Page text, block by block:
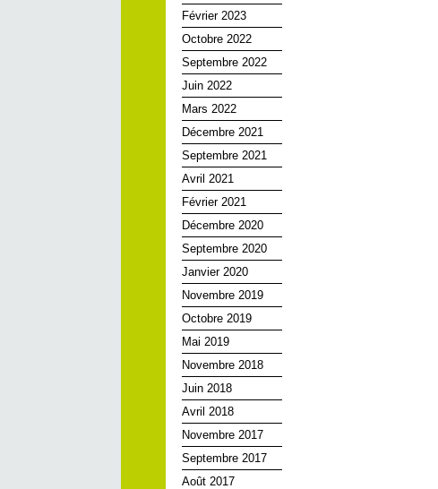
Février 2023
Octobre 2022
Septembre 2022
Juin 2022
Mars 2022
Décembre 2021
Septembre 2021
Avril 2021
Février 2021
Décembre 2020
Septembre 2020
Janvier 2020
Novembre 2019
Octobre 2019
Mai 2019
Novembre 2018
Juin 2018
Avril 2018
Novembre 2017
Septembre 2017
Août 2017